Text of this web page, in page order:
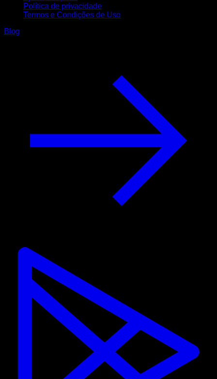
Política de privacidade
Termos e Condições de Uso
Blog